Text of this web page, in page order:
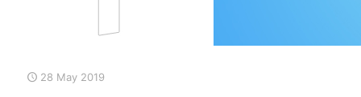
28 May 2019